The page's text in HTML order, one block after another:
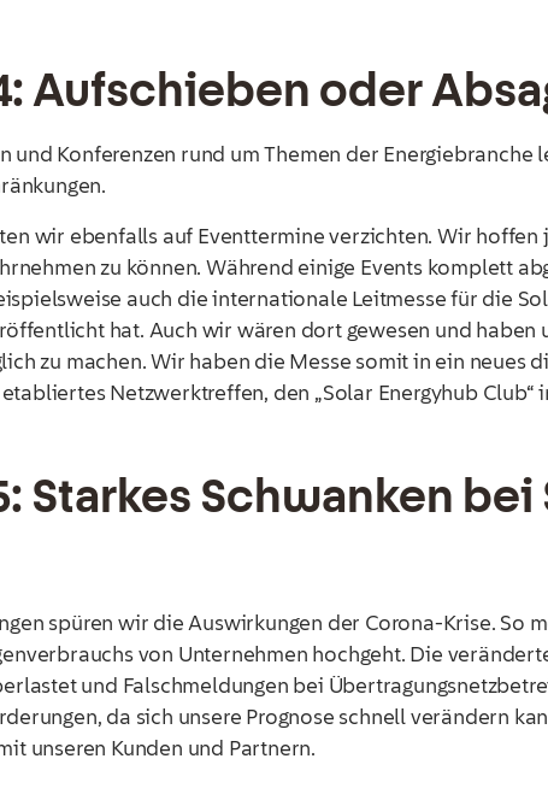
Aufschieben oder
und Konferenzen rund um Themen der
wir ebenfalls auf Eventtermine verzichten. Wir hoffen
zu können. Während einige Events komplett
auch die internationale Leitmesse für die
hat. Auch wir wären dort gewesen und
zu machen. Wir haben die Messe somit in ein neues
Netzwerktreffen, den „Solar Energyhub
Starkes Schwanken
spüren wir die Auswirkungen der Corona-Krise. So
von Unternehmen hochgeht. Die
und Falschmeldungen bei
da sich unsere Prognose schnell verändern
unseren Kunden und Partnern.